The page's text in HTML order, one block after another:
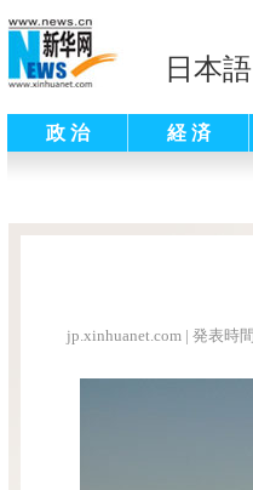
日本語
政 治 経 済
jp.xinhuanet.com | 発表時